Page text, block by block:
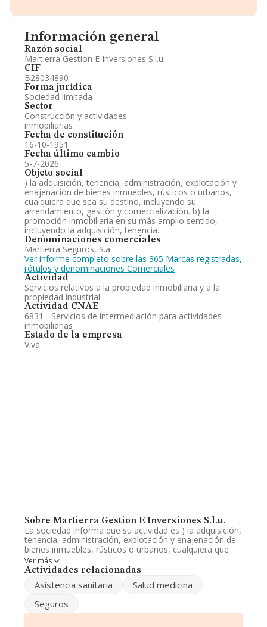
Información general
Razón social
Martierra Gestion E Inversiones S.l.u.
CIF
B28034890
Forma jurídica
Sociedad limitada
Sector
Construcción y actividades
inmobiliarias
Fecha de constitución
16-10-1951
Fecha último cambio
5-7-2026
Objeto social
) la adquisición, tenencia, administración, explotación y
enajenación de bienes inmuebles, rústicos o urbanos,
cualquiera que sea su destino, incluyendo su
arrendamiento, gestión y comercialización. b) la
promoción inmobiliaria en su más amplio sentido,
incluyendo la adquisición, tenencia...
Denominaciones comerciales
Martierra Seguros, S.a.
Ver informe completo sobre las 365 Marcas registradas,
rótulos y denominaciones Comerciales
Actividad
Servicios relativos a la propiedad inmobiliaria y a la
propiedad industrial
Actividad CNAE
6831 - Servicios de intermediación para actividades
inmobiliarias
Estado de la empresa
Viva
Sobre Martierra Gestion E Inversiones S.l.u.
La sociedad informa que su actividad es ) la adquisición,
tenencia, administración, explotación y enajenación de
bienes inmuebles, rústicos o urbanos, cualquiera que
sea su destino, incluyendo su arrendamiento, gestión y
comercialización. b) la promoción inmobiliaria en su
La empresa aparece inscrita en el Registro Mercantil
CNAE corresponde a 'Agentes de la propiedad
inmobiliaria', cuyo Código es 6831. La empresa no tiene
Ver más
Actividades relacionadas
Asistencia sanitaria
Salud medicina
Seguros
Información oficial y registral complementaria.